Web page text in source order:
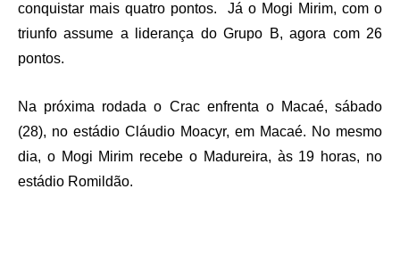
conquistar mais quatro pontos. Já o Mogi Mirim, com o
triunfo assume a liderança do Grupo B, agora com 26
pontos.
Na próxima rodada o Crac enfrenta o Macaé, sábado
(28), no estádio Cláudio Moacyr, em Macaé. No mesmo
dia, o Mogi Mirim recebe o Madureira, às 19 horas, no
estádio Romildão.